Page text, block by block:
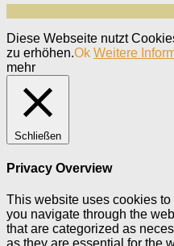
Diese Webseite nutzt
zu erhöhen.Ok Weitere
mehr
Schließen
Privacy Overview
This website uses cookies
you navigate through the
that are categorized as